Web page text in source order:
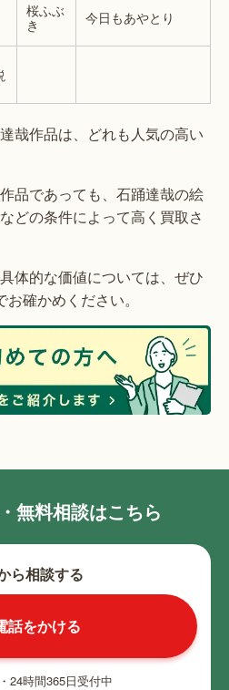
桜ふぶ
き
今日もあやとり
哉作品は、どれも人気の高い
品であっても、石踊達哉の絵
どの条件によって高く買取さ
体的な価値については、ぜひ
確かめください。
無料相談はこちら
ら相談する
話をかける
24時間365日受付中